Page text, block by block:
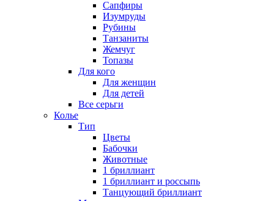
Сапфиры
Изумруды
Рубины
Танзаниты
Жемчуг
Топазы
Для кого
Для женщин
Для детей
Все серьги
Колье
Тип
Цветы
Бабочки
Животные
1 бриллиант
1 бриллиант и россыпь
Танцующий бриллиант